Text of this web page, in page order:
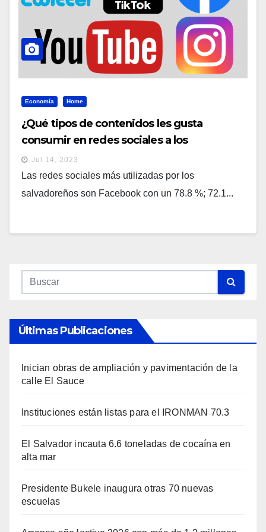
Economía Home
¿Qué tipos de contenidos les gusta
consumir en redes sociales a los
salvadoreños?
Jul 14, 2023
Las redes sociales más utilizadas por los
salvadoreños son Facebook con un 78.8 %; 72.1...
Últimas Publicaciones
Inician obras de ampliación y pavimentación de la
calle El Sauce
Instituciones están listas para el IRONMAN 70.3
El Salvador incauta 6.6 toneladas de cocaína en
alta mar
Presidente Bukele inaugura otras 70 nuevas
escuelas